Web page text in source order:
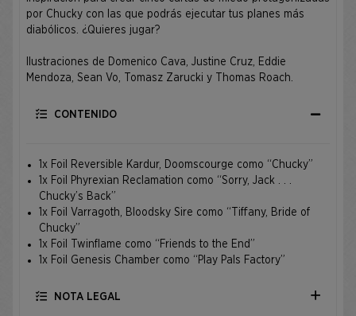
por Chucky con las que podrás ejecutar tus planes más
diabólicos. ¿Quieres jugar?
Ilustraciones de Domenico Cava, Justine Cruz, Eddie
Mendoza, Sean Vo, Tomasz Zarucki y Thomas Roach.
CONTENIDO
1x Foil Reversible Kardur, Doomscourge como “Chucky”
1x Foil Phyrexian Reclamation como “Sorry, Jack . . .
Chucky’s Back”
1x Foil Varragoth, Bloodsky Sire como “Tiffany, Bride of
Chucky”
1x Foil Twinflame como “Friends to the End”
1x Foil Genesis Chamber como “Play Pals Factory”
NOTA LEGAL